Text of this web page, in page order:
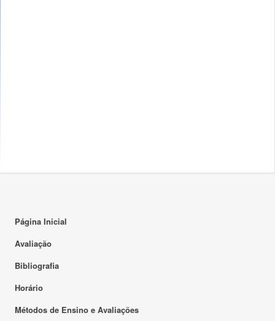
Página Inicial
Avaliação
Bibliografia
Horário
Métodos de Ensino e Avaliações